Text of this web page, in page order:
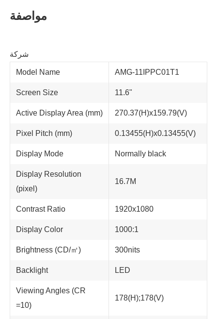
مواصفة
شركة
Model Name AMG-11IPPC01T1
Screen Size 11.6"
Active Display Area (mm) 270.37(H)x159.79(V)
Pixel Pitch (mm) 0.13455(H)x0.13455(V)
Display Mode Normally black
Display Resolution
(pixel)
16.7M
Contrast Ratio 1920x1080
Display Color 1000:1
Brightness (CD/㎡) 300nits
Backlight LED
Viewing Angles (CR
=10)
178(H);178(V)